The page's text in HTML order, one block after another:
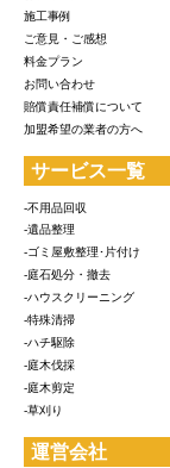
施工事例
ご意見・ご感想
料金プラン
お問い合わせ
賠償責任補償について
加盟希望の業者の方へ
サービス一覧
-不用品回収
-遺品整理
-ゴミ屋敷整理･片付け
-庭石処分・撤去
-ハウスクリーニング
-特殊清掃
-ハチ駆除
-庭木伐採
-庭木剪定
-草刈り
運営会社